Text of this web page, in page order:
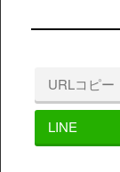
URLコピー
LINE